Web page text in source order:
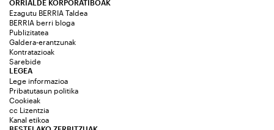
ORRIALDE KORPORATIBOAK
Ezagutu BERRIA Taldea
BERRIA berri bloga
Publizitatea
Galdera-erantzunak
Kontratazioak
Sarebide
LEGEA
Lege informazioa
Pribatutasun politika
Cookieak
cc Lizentzia
Kanal etikoa